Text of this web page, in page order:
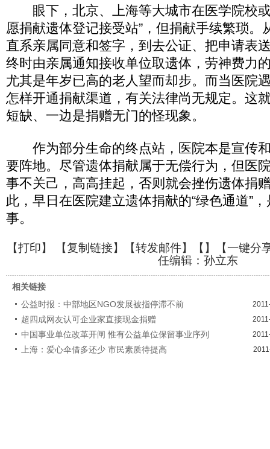
眼下，北京、上海等大城市在医学院校或
愿捐献遗体登记接受站”，但捐献手续繁琐。
直系亲属同意和签字，到去公证、把申请表
终时由亲属通知接收单位取遗体，劳神费力
尤其是年岁已高的老人望而却步。而当医院
怎样开通捐献渠道，有关法律尚无规定。这
短缺、一边是捐赠无门的怪现象。
作为部分生命的终点站，医院本是宣传
要阵地。尽管遗体捐献属于无偿行为，但医
事不关己，高高挂起，否则就会挫伤遗体捐
此，早日在医院建立遗体捐献的“绿色通道”
事。
【打印】 【复制链接】【转发邮件】【 】
【一键分
任编辑：孙立东
相关链接
公益时报：中部地区NGO发展被指停滞不前
超四成网友认可企业家直接现金捐赠
中国事业单位改革开闸 惟有公益单位保留事业序列
上海：爱心伞借多还少 市民素质待提高